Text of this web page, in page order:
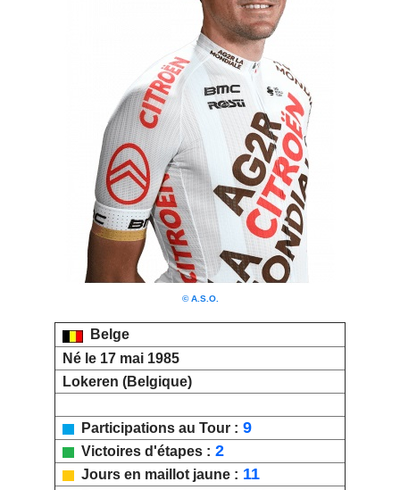
© A.S.O.
Belge
Né le 17 mai 1985
Lokeren (Belgique)
Participations au Tour : 9
Victoires d'étapes : 2
Jours en maillot jaune : 11